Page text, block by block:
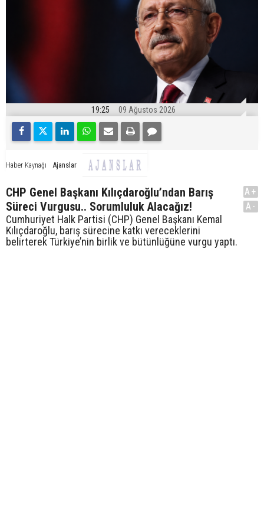
19:25 09 Ağustos 2026
Haber Kaynağı Ajanslar
CHP Genel Başkanı Kılıçdaroğlu’ndan Barış
Süreci Vurgusu.. Sorumluluk Alacağız!
Cumhuriyet Halk Partisi (CHP) Genel Başkanı Kemal
Kılıçdaroğlu, barış sürecine katkı vereceklerini
belirterek Türkiye’nin birlik ve bütünlüğüne vurgu yaptı.
A+
A-